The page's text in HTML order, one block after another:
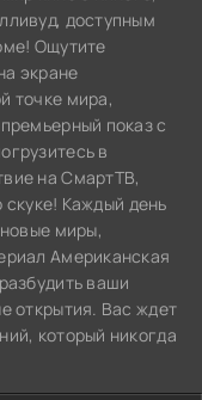
доступным
Ощутите
экране
точке мира,
показ с
в
на СмартТВ,
скуке! Каждый день
миры,
Американская
ваши
открытия. Вас ждет
который никогда